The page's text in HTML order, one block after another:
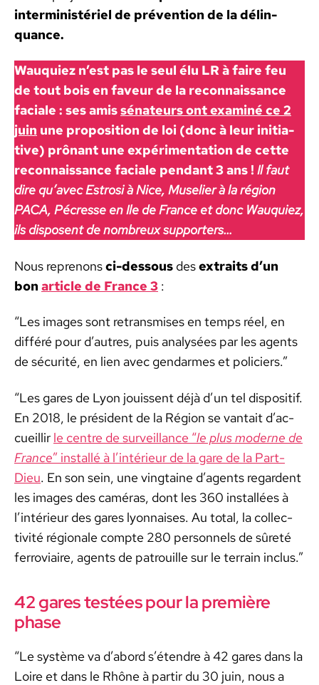
inter­min­istériel de préven­tion de la délin­
quance.
Wauquiez n’est pas le seul élu LR à faire feu
de tout bois en faveur de la recon­nais­sance
faciale : ses amisséna­teurs ont exam­iné ce 2
juin une propo­si­tion de loi (donc à leur ini­tia­
tive) prô­nant une expéri­men­ta­tion de cette
recon­nais­sance faciale pen­dant 3 ans ! Il faut
dire qu’avec Estrosi à Nice, Muse­li­er à la région
PACA, Pécresse en Ile de France et donc Wauquiez,
ils dis­posent de nom­breux sup­port­ers…
Nous reprenonsci-dessous desextraits d’un
bon arti­cle de France 3 :
“Les images sont retrans­mis­es en temps réel, en
dif­féré pour d’autres, puis analysées par les agents
de sécu­rité, en lien avec gen­darmes et policiers.”
“Les gares de Lyon jouis­sent déjà d’un tel dis­posi­tif.
En 2018, le prési­dent de la Région se van­tait d’ac­
cueil­lir le cen­tre de sur­veil­lance “le plus mod­erne de
France” instal­lé à l’in­térieur de la gare de la Part-
Dieu. En son sein, une ving­taine d’a­gents regar­dent
les images des caméras, dont les 360 instal­lées à
l’in­térieur des gares lyon­nais­es. Au total, la col­lec­
tiv­ité régionale compte 280 per­son­nels de sûreté
fer­rovi­aire, agents de patrouille sur le ter­rain inclus.”
42 gares testées pour la première
phase
“Le sys­tème va d’abord s’é­ten­dre à 42 gares dans la
Loire et dans le Rhône à par­tir du 30 juin, nous a